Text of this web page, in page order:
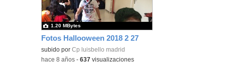
Fotos Hallooween 2018 2 27
subido porCp luisbello madrid
1.20 MBytes
-hace 8 años -637 visualizaciones